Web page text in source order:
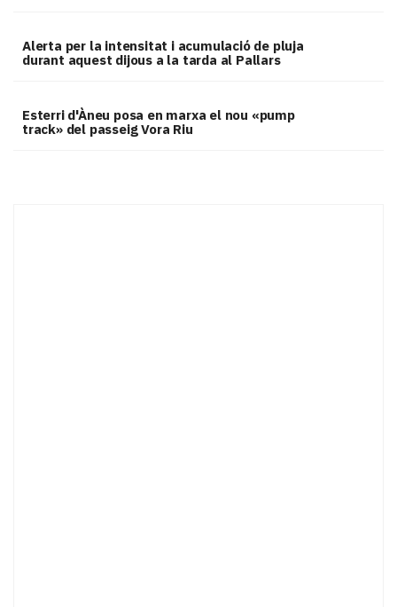
Alerta per la intensitat i acumulació de pluja
durant aquest dijous a la tarda al Pallars
Esterri d'Àneu posa en marxa el nou «pump
track» del passeig Vora Riu